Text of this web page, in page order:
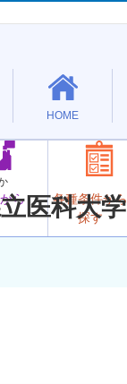
HOME
ら
各種条件から
探す
医科大学